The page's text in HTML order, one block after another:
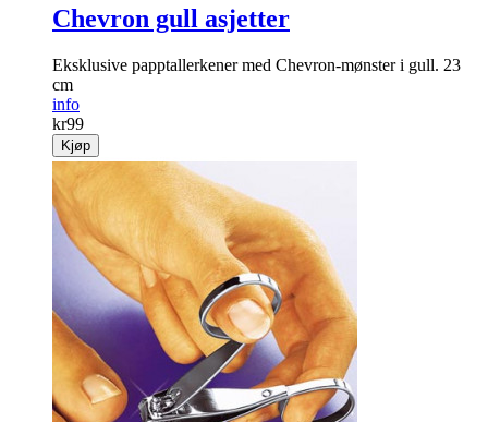
Chevron gull asjetter
Eksklusive papptallerkener med Chevron-mønster i gull. 23
info
kr99